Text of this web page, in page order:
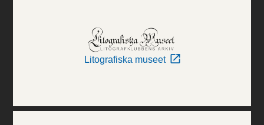
Litografiska museet